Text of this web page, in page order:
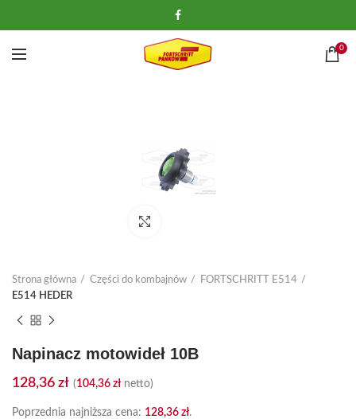
0
Strona główna Części do kombajnów
FORTSCHRITT E514
E514 HEDER
Napinacz motowideł 10B
128,36 zł (104,36 złnetto)
Poprzednia najniższa cena: 128,36 zł.